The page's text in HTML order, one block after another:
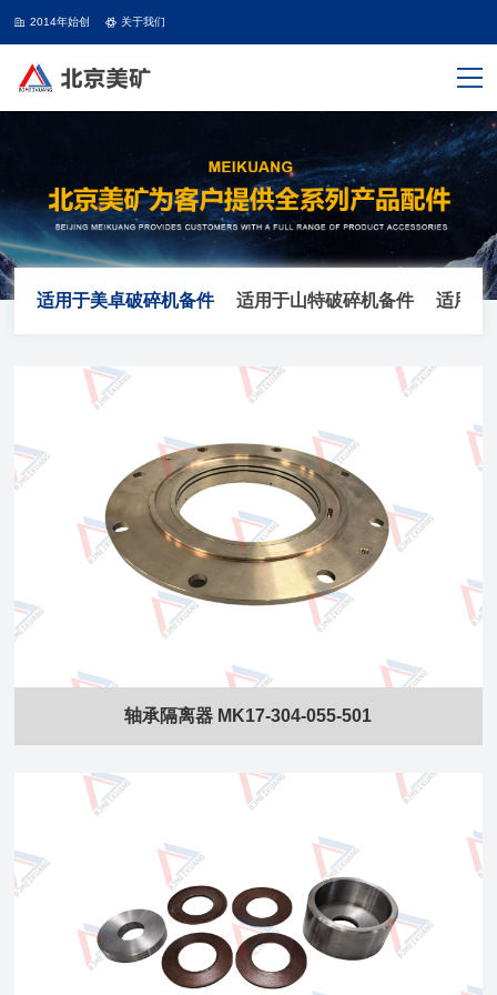
2014年始创 关于我们
适用于美卓破碎机备件 适用于山特破碎机备件 适用于
轴承隔离器 MK17-304-055-501